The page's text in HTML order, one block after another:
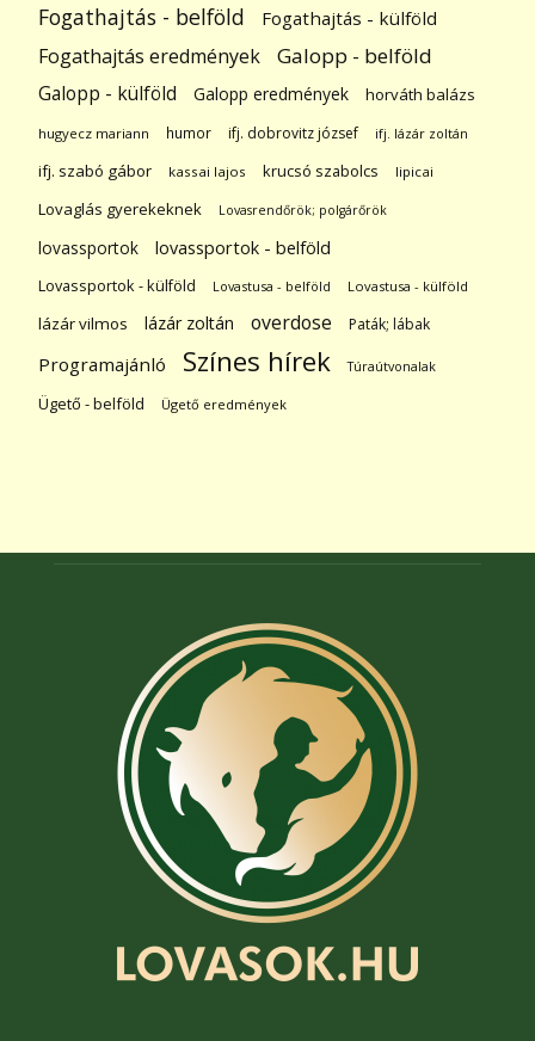
Fogathajtás - belföld Fogathajtás - külföld
Fogathajtás eredmények Galopp - belföld
Galopp - külföld Galopp eredmények horváth balázs
hugyecz mariann humor ifj. dobrovitz józsef ifj. lázár zoltán
ifj. szabó gábor kassai lajos krucsó szabolcs lipicai
Lovaglás gyerekeknek Lovasrendőrök; polgárőrök
lovassportok lovassportok - belföld
Lovassportok - külföld Lovastusa - belföld Lovastusa - külföld
lázár vilmos lázár zoltán overdose Paták; lábak
Programajánló Színes hírek Túraútvonalak
Ügető - belföld Ügető eredmények